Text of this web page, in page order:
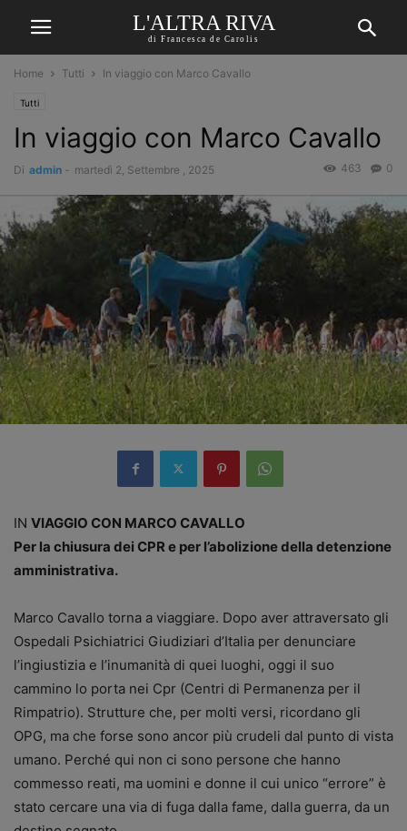
L'ALTRA RIVA
di Francesca de Carolis
Home Tutti In viaggio con Marco Cavallo
Tutti
In viaggio con Marco Cavallo
Di admin - martedì 2, Settembre , 2025 0
463
IN VIAGGIO CON MARCO CAVALLO
Per la chiusura dei CPR e per l’abolizione della detenzione
amministrativa.
Marco Cavallo torna a viaggiare. Dopo aver attraversato gli
Ospedali Psichiatrici Giudiziari d’Italia per denunciare
l’ingiustizia e l’inumanità di quei luoghi, oggi il suo
cammino lo porta nei Cpr (Centri di Permanenza per il
Rimpatrio). Strutture che, per molti versi, ricordano gli
OPG, ma che forse sono ancor più crudeli dal punto di vista
umano. Perché qui non ci sono persone che hanno
commesso reati, ma uomini e donne il cui unico “errore” è
stato cercare una via di fuga dalla fame, dalla guerra, da un